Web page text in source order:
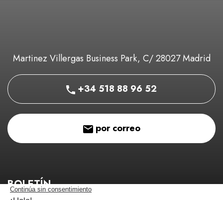
Martinez Villergas Business Park, C/ 28027 Madrid
+34 518 88 96 52
por correo
BOLETÍN